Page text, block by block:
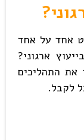
אחד על אחד
ארגוני?
את התהליכים
לקבל.